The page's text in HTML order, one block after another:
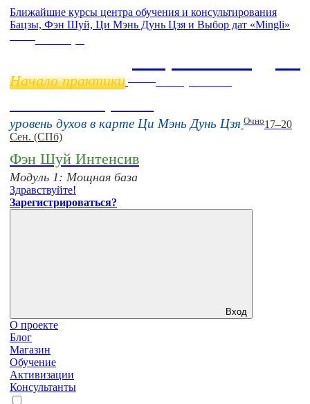
Ближайшие курсы центра обучения и консультирования
Бацзы, Фэн Шуй, Ци Мэнь Дунь Цзя и Выбор дат «Mingli»
Начало практики
уровень духов в карте Ци Мэнь Дунь Цзя Очно17–20
Сен. (СПб)
Фэн Шуй Интенсив
Модуль 1: Мощная база
Здравствуйте!
Зарегистрироваться?
Вход
О проекте
Блог
Магазин
Обучение
Активизации
Консультанты